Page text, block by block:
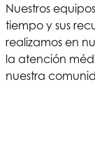
Nuestros
tiempo y sus
realizamos en
la atención
nuestra